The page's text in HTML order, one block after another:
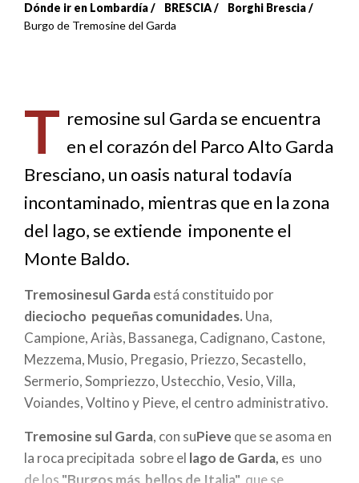
Sobrescribir
ayuda
a
la
navegación
Dónde ir en Lombardía BRESCIA
Borghi Brescia
Burgo de Tremosine del Garda
T remosine sul Garda se encuentra
en el corazón del Parco Alto Garda
Bresciano, un oasis natural todavía
incontaminado, mientras que en la zona
del lago, se extiende imponente el
Monte Baldo.
Tremosinesul Gardaestá constituido por
dieciocho pequeñas comunidades. Una,
Campione, Ariàs, Bassanega, Cadignano, Castone,
Mezzema, Musio, Pregasio, Priezzo, Secastello,
Sermerio, Sompriezzo, Ustecchio, Vesio, Villa,
Voiandes, Voltino y Pieve, el centro administrativo.
Tremosine sul Garda, con suPieve que se asoma en
la roca precipitada sobre el lago de Garda, es uno
de los "Burgos más bellos de Italia" que se